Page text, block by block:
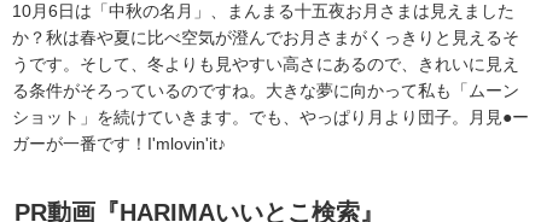
10月6日は「中秋の名月」、まんまる十五夜お月さまは見えました
か？秋は春や夏に比べ空気が澄んでお月さまがくっきりと見えるそ
うです。そして、冬よりも見やすい高さにあるので、きれいに見え
る条件がそろっているのですね。大きな夢に向かって私も「ムーン
ショット」を続けていきます。でも、やっぱり月より団子。月見●ー
ガーが一番です！I'mlovin'it♪
PR動画『HARIMAいいとこ検索』